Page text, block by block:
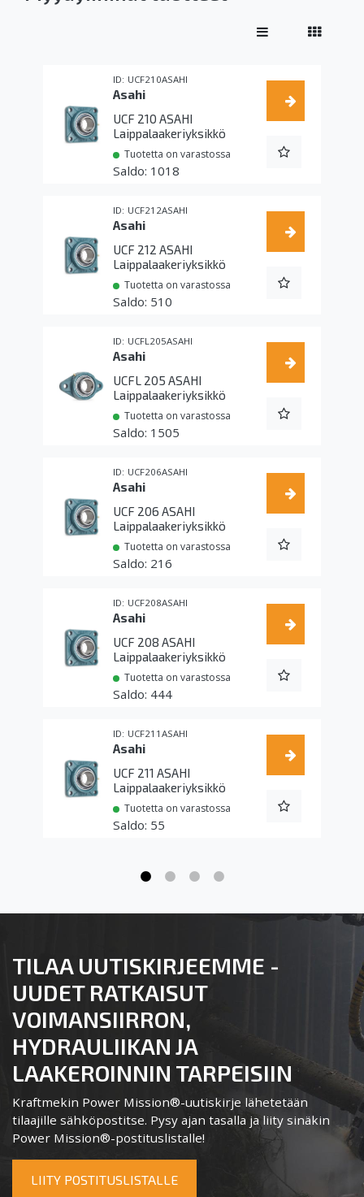
UCF210ASAHI
Asahi
UCF 210 ASAHI
Laippalaakeriyksikkö
Tuotetta on varastossa
1018
UCF212ASAHI
Asahi
UCF 212 ASAHI
Laippalaakeriyksikkö
Tuotetta on varastossa
510
UCFL205ASAHI
Asahi
UCFL 205 ASAHI
Laippalaakeriyksikkö
Tuotetta on varastossa
1505
UCF206ASAHI
Asahi
UCF 206 ASAHI
Laippalaakeriyksikkö
Tuotetta on varastossa
216
UCF208ASAHI
Asahi
UCF 208 ASAHI
Laippalaakeriyksikkö
Tuotetta on varastossa
444
UCF211ASAHI
Asahi
UCF 211 ASAHI
Laippalaakeriyksikkö
Tuotetta on varastossa
55
TILAA UUTISKIRJEEMME -
UUDET RATKAISUT
VOIMANSIIRRON,
HYDRAULIIKAN JA
LAAKEROINNIN TARPEISIIN
Kraftmekin Power Mission®-uutiskirje lähetetään
tilaajille sähköpostitse. Pysy ajan tasalla ja liity sinäkin
Power Mission®-postituslistalle!
LIITY POSTITUSLISTALLE